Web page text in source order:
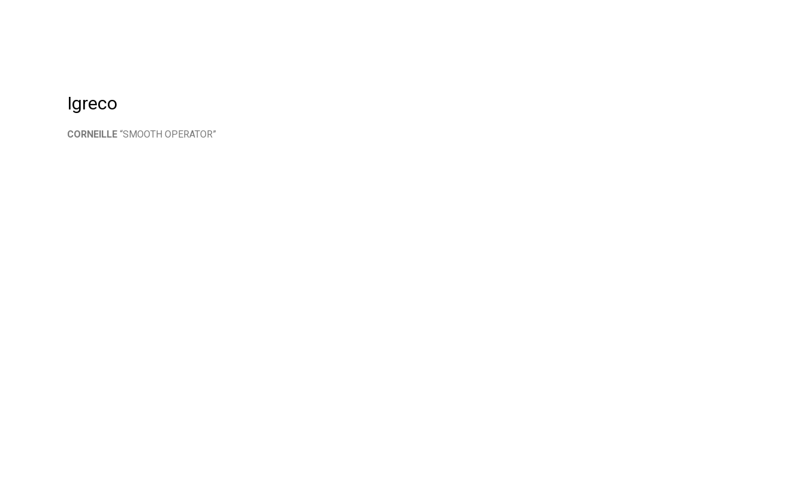
Igreco
CORNEILLE “SMOOTH OPERATOR”